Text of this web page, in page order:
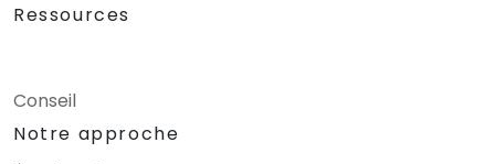
Ressources
Conseil
Notre approche